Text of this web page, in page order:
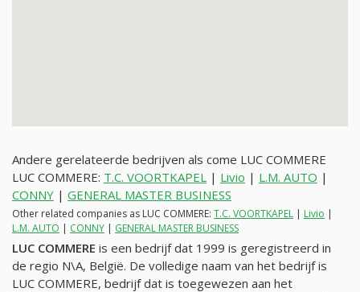
Andere gerelateerde bedrijven als come LUC COMMERE
LUC COMMERE: T.C. VOORTKAPEL | Livio | L.M. AUTO |
CONNY | GENERAL MASTER BUSINESS
Other related companies as LUC COMMERE: T.C. VOORTKAPEL | Livio |
L.M. AUTO | CONNY | GENERAL MASTER BUSINESS
LUC COMMERE is een bedrijf dat 1999 is geregistreerd in
de regio N\A, België. De volledige naam van het bedrijf is
LUC COMMERE, bedrijf dat is toegewezen aan het